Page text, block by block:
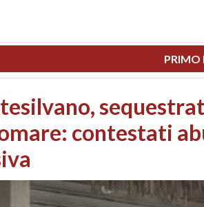
PRIMO
regionale:
di bonifica e